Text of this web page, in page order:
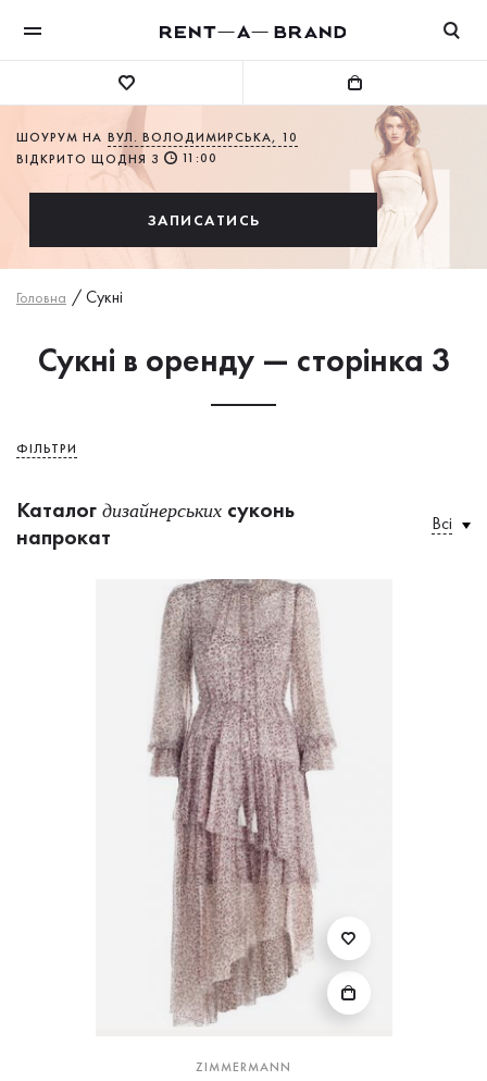
ШОУРУМ НА ВУЛ. ВОЛОДИМИРСЬКА, 10
ВІДКРИТО ЩОДНЯ З
11:00
ЗАПИСАТИСЬ
Головна /Сукнi
Сукні в оренду — сторінка 3
ФІЛЬТРИ
Каталог дизайнерських суконь
напрокат
Всі
ZIMMERMANN